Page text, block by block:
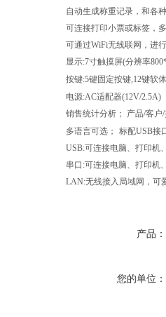
自动生成称重记录，和各
可连接打印小票或标签，
可通过WiFi无线联网，进
显示:7寸触摸屏(分辨率
按键:5键固定按键,12键软
电源:AC适配器(12V/2.5A)
销售统计分析 ； 产品/客户
多语言可选 ；
标配USB接
USB:可连接电脑、打印机
串口:可连接电脑、打印机
LAN:无线接入局域网，可
产品：
您的单位：